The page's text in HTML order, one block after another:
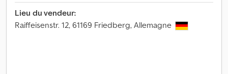
Lieu du vendeur:
Raiffeisenstr. 12, 61169 Friedberg, Allemagne